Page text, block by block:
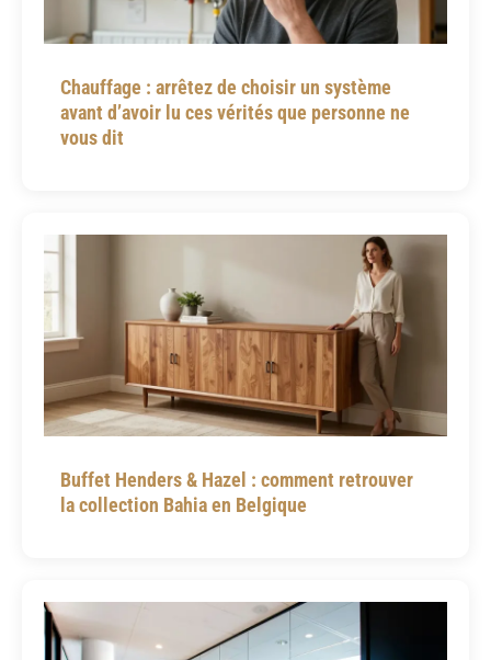
Chauffage : arrêtez de choisir un système
avant d’avoir lu ces vérités que personne ne
vous dit
Buffet Henders & Hazel : comment retrouver
la collection Bahia en Belgique